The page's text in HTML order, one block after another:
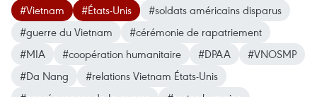
#Vietnam #États-Unis
#soldats américains disparus
#guerre du Vietnam
#cérémonie de rapatriement
#MIA
#coopération humanitaire #DPAA
#VNOSMP
#Da Nang
#relations Vietnam États-Unis